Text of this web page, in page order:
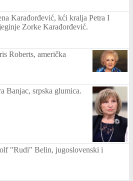
Karađorđević, kći kralja Petra I
Zorke Karađorđević.
Roberts, američka
Banjac, srpska glumica.
"Rudi" Belin, jugoslovenski i